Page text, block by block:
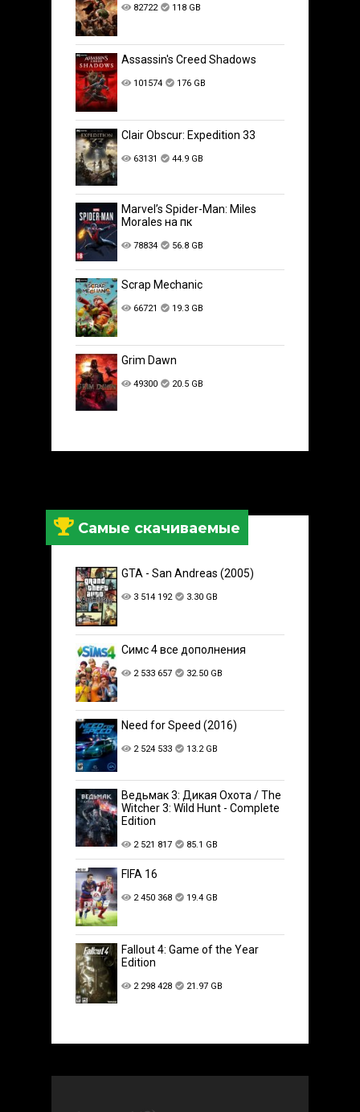
82722 118 GB
Assassin's Creed Shadows
101574 176 GB
Clair Obscur: Expedition 33
63131 44.9 GB
Marvel’s Spider-Man: Miles
Morales на пк
78834 56.8 GB
Scrap Mechanic
66721 19.3 GB
Grim Dawn
49300 20.5 GB
Самые скачиваемые
GTA - San Andreas (2005)
3 514 192 3.30 GB
Симс 4 все дополнения
2 533 657 32.50 GB
Need for Speed (2016)
2 524 533 13.2 GB
Ведьмак 3: Дикая Охота / The
Witcher 3: Wild Hunt - Complete
Edition
2 521 817 85.1 GB
FIFA 16
2 450 368 19.4 GB
Fallout 4: Game of the Year
Edition
2 298 428 21.97 GB